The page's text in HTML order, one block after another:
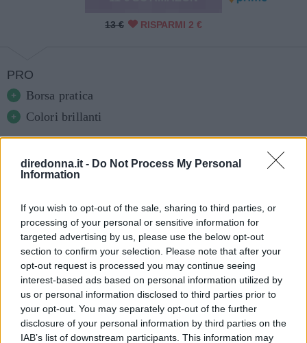
diredonna.it - Do Not Process My Personal
Information
If you wish to opt-out of the sale, sharing to third parties, or
processing of your personal or sensitive information for
targeted advertising by us, please use the below opt-out
section to confirm your selection. Please note that after your
opt-out request is processed you may continue seeing
interest-based ads based on personal information utilized by
us or personal information disclosed to third parties prior to
your opt-out. You may separately opt-out of the further
disclosure of your personal information by third parties on the
IAB’s list of downstream participants. This information may
13 € RISPARMI 2 €
PRO
Borsa pratica
Colori brillanti
CONTRO
Nessuno
Continua a leggere dopo la pubblicità
Tra tutte le proposte questa è la nostra preferita.
Non solo perché i bigodiniMinervasono
coloratissimi, ma perché sono venduti con una
borsa con chiusura lampo superiore, da cui è